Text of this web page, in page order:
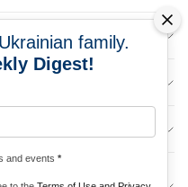
DE
family.
Digest!
and events *